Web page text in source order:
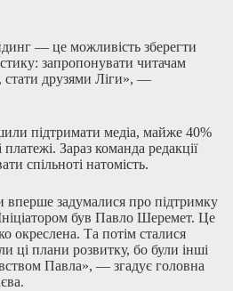
— це можливість зберегти
запропонувати читачам
друзями Ліги», —
підтримати медіа, майже 40%
Зараз команда редакції
спільноті натомість.
вперше задумалися про підтримку
був Павло Шеремет. Це
окреслена. Та потім сталися
ці плани розвитку, бо були інші
Павла», — згадує головна